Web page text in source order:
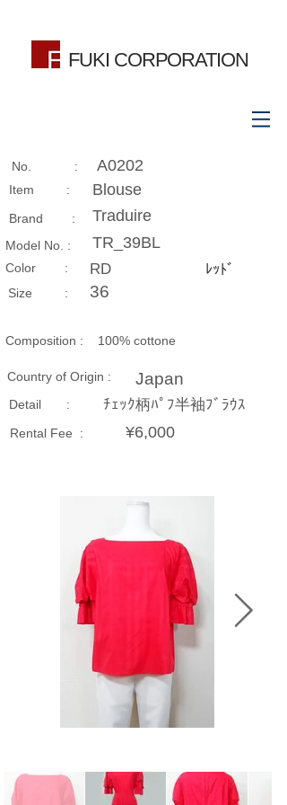
FUKI CORPORATION
No. : A0202
Item : Blouse
Brand : Traduire
Model No. : TR_39BL
​Color : RD ﾚｯﾄﾞ
Size​ : 36
Composition​ : 100% cottone
Country of Origin : Japan
Detail : ﾁｪｯｸ柄ﾊﾟﾌ半袖ﾌﾞﾗｳｽ
Rental Fee : ¥6,000